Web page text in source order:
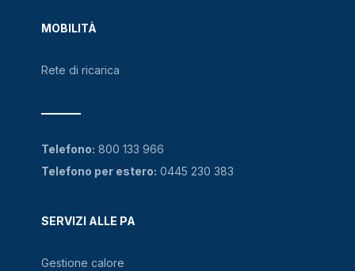
MOBILITÀ
Rete di ricarica
SERVIZI ALLE PA
Gestione calore
Telefono: 800 133 966
Telefono per estero: 0445 230 383